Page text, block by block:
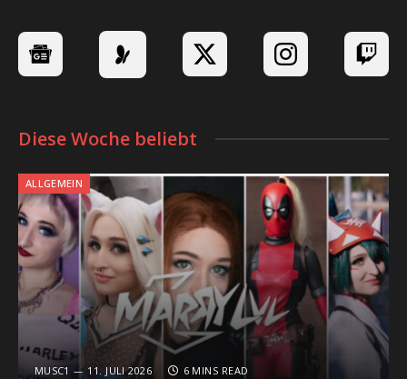
Diese Woche beliebt
ALLGEMEIN
MUSC1 11. JULI 2026 6 MINS READ